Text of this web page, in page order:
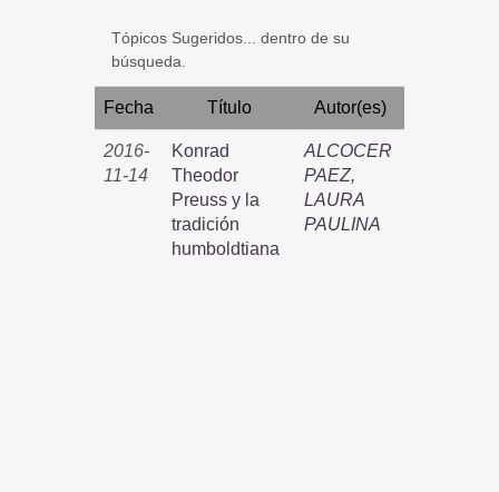
Tópicos Sugeridos... dentro de su
búsqueda.
Fecha Título Autor(es)
2016-
11-14
Konrad
Theodor
Preuss y la
tradición
humboldtiana
ALCOCER
PAEZ,
LAURA
PAULINA